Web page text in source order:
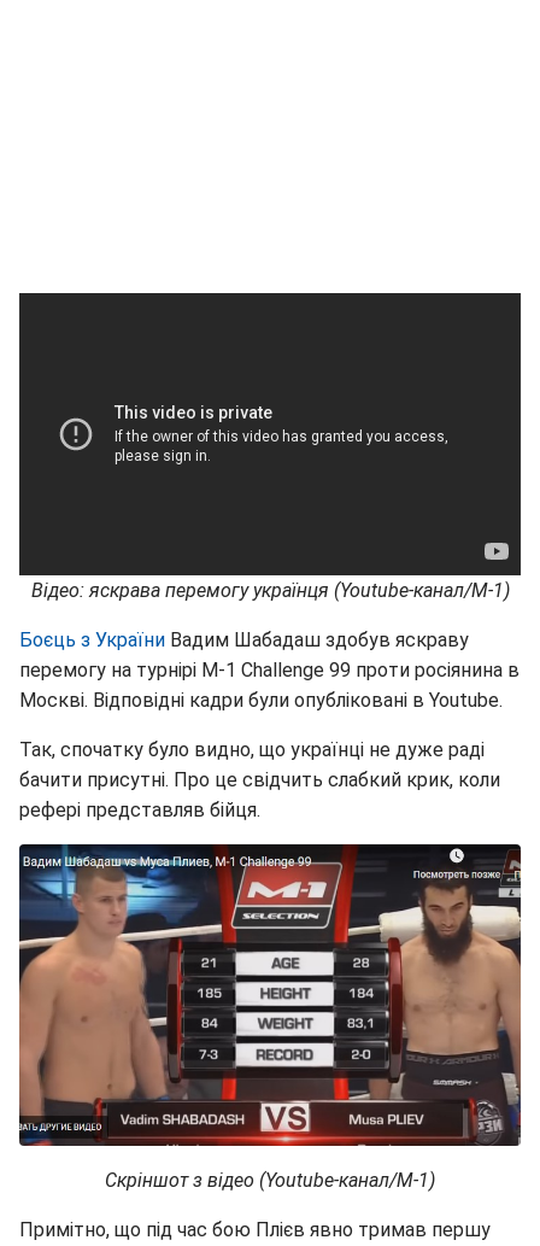
Відео: яскрава перемогу українця (Youtube-канал/М-1)
Боєць з України Вадим Шабадаш здобув яскраву
перемогу на турнірі М-1 Challenge 99 проти росіянина в
Москві. Відповідні кадри були опубліковані в Youtube.
Так, спочатку було видно, що українці не дуже раді
бачити присутні. Про це свідчить слабкий крик, коли
рефері представляв бійця.
Скріншот з відео (Youtube-канал/М-1)
Примітно, що під час бою Плієв явно тримав першу